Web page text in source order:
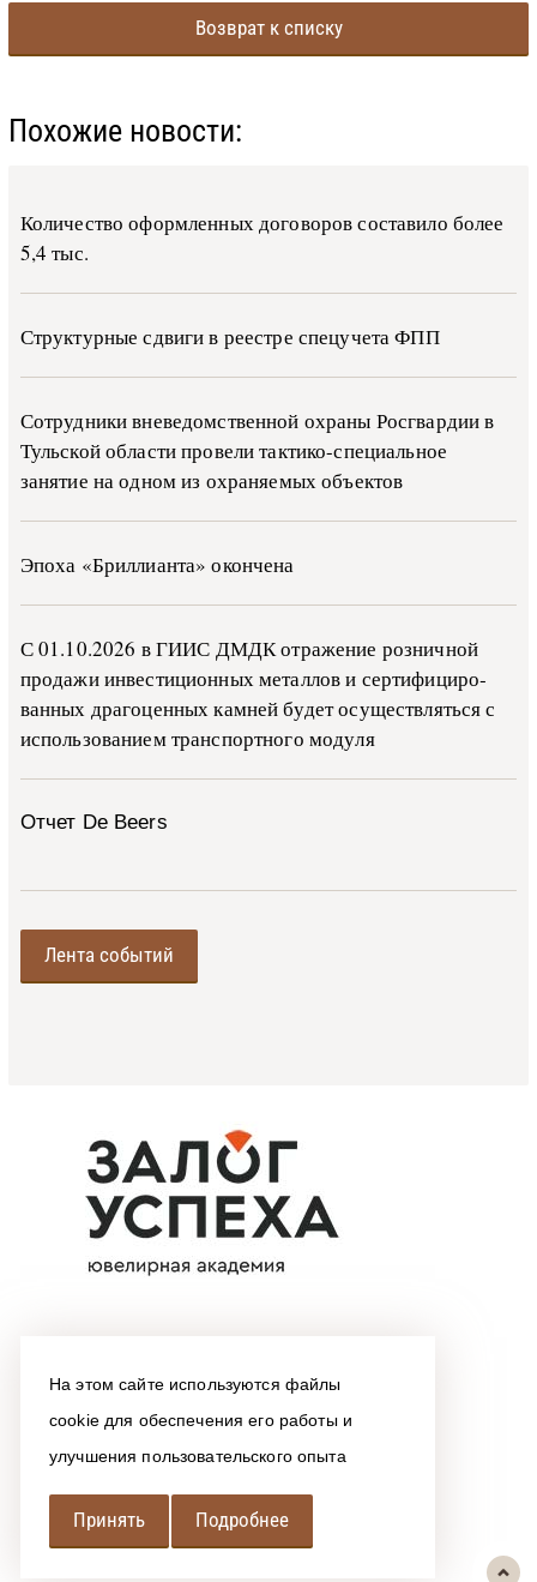
На этом сайте используются файлы
cookie для обеспечения его работы и
улучшения пользовательского опыта
Принять Подробнее
Возврат к списку
Похожие новости:
Количество оформленных договоров составило более
5,4 тыс.
Структурные сдвиги в реестре спецучета ФПП
Сотрудники вневедомственной охраны Росгвардии в
Тульской области провели тактико-специальное
занятие на одном из охраняемых объектов
Эпоха «Бриллианта» окончена
С 01.10.2026 в ГИИС ДМДК от­ра­же­ние роз­ни­ч­ной
про­да­жи ин­ве­сти­ци­он­ных ме­тал­лов и сер­ти­фи­ци­ро­
ван­ных дра­го­цен­ных ка­м­ней бу­дет осу­ще­ств­лять­ся с
ис­поль­зо­ва­ни­ем тран­с­пор­т­но­го мо­ду­ля
Отчет De Beers
Лента событий